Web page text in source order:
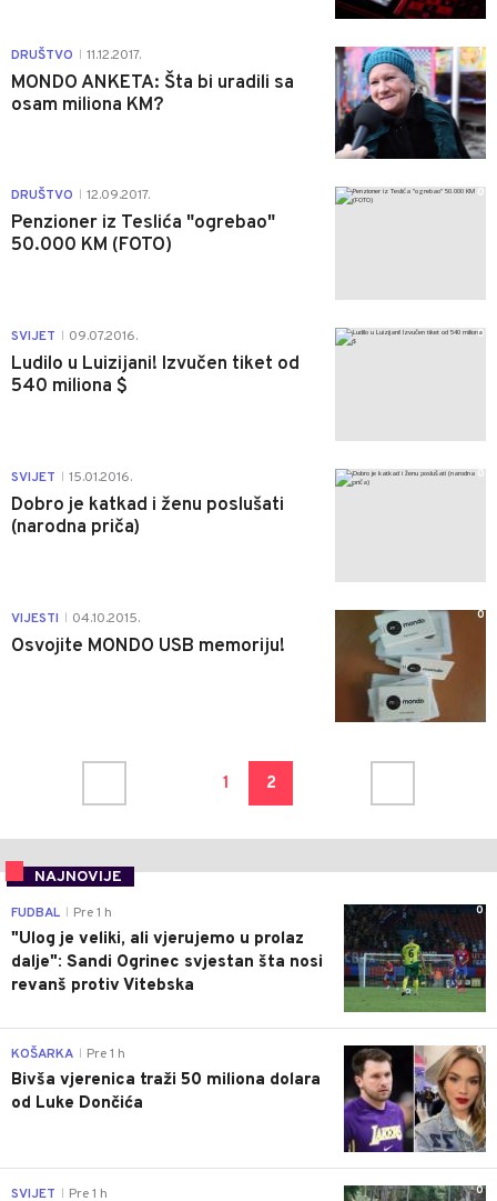
DRUŠTVO 11.12.2017.
MONDO ANKETA: Šta bi uradili sa
osam miliona KM?
1
DRUŠTVO 12.09.2017.
Penzioner iz Teslića "ogrebao"
50.000 KM (FOTO)
0
SVIJET 09.07.2016.
Ludilo u Luizijani! Izvučen tiket od
540 miliona $
0
SVIJET 15.01.2016.
Dobro je katkad i ženu poslušati
(narodna priča)
0
VIJESTI 04.10.2015.
Osvojite MONDO USB memoriju!
0
1 2
NAJNOVIJE
0
FUDBAL Pre 1 h
"Ulog je veliki, ali vjerujemo u prolaz
dalje": Sandi Ogrinec svjestan šta nosi
revanš protiv Vitebska
0
KOŠARKA Pre 1 h
Bivša vjerenica traži 50 miliona dolara
od Luke Dončića
0
SVIJET Pre 1 h